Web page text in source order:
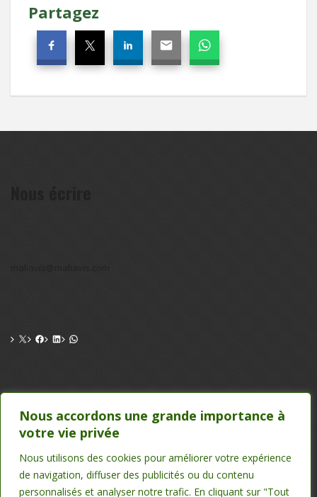
Nous accordons une grande importance à
votre vie privée
Nous utilisons des cookies pour améliorer votre expérience
de navigation, diffuser des publicités ou du contenu
personnalisés et analyser notre trafic. En cliquant sur "Tout
Partagez
CONTACT
TEL : 20 22 39 24 , 75 50 00 26